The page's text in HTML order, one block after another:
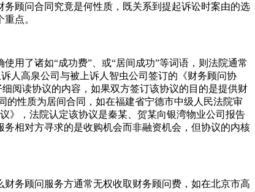
顾问合同究竟是何性质，既关系到提起诉讼时案由的选
点。
用了诸如“成功费”、或“居间成功”等词语，则法院通常
人高泉公司与被上诉人智虫公司签订的《财务顾问协
阅读协议的内容，如果双方签订该协议的目的是提供财
性质为居间合同，如在福建省宁德市中级人民法院审
》，法院认定该协议是秦某、贺某向银湾物业公司报告
相对方寻求的是收购机会而非融资机会，但协议的内核
务顾问服务方通常无权收取财务顾问费，如在北京市高